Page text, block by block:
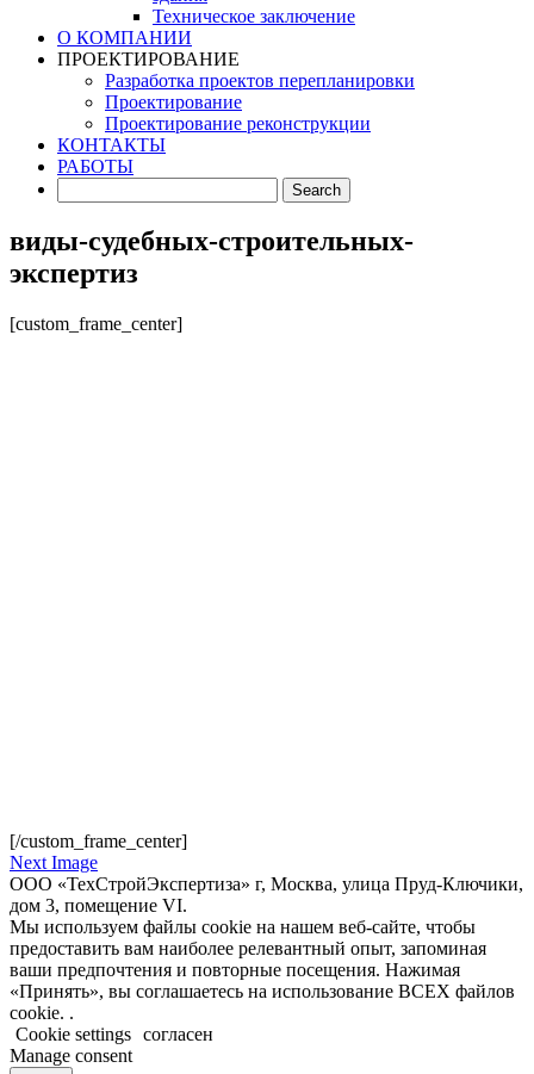
Техническое заключение
О КОМПАНИИ
ПРОЕКТИРОВАНИЕ
Разработка проектов перепланировки
Проектирование
Проектирование реконструкции
КОНТАКТЫ
РАБОТЫ
виды-судебных-строительных-
экспертиз
[custom_frame_center]
[/custom_frame_center]
Next Image
ООО «ТехСтройЭкспертиза» г, Москва, улица Пруд-Ключики,
дом 3, помещение VI.
Мы используем файлы cookie на нашем веб-сайте, чтобы
предоставить вам наиболее релевантный опыт, запоминая
ваши предпочтения и повторные посещения. Нажимая
«Принять», вы соглашаетесь на использование ВСЕХ файлов
cookie. .
Cookie settings согласен
Manage consent